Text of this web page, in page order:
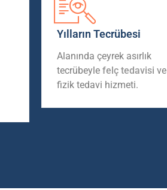
Yılların Tecrübesi
Alanında çeyrek asırlık
tecrübeyle felç tedavisi ve
fizik tedavi hizmeti.